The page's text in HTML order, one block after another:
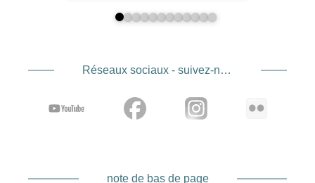
Réseaux sociaux - suivez-nous
note de bas de page